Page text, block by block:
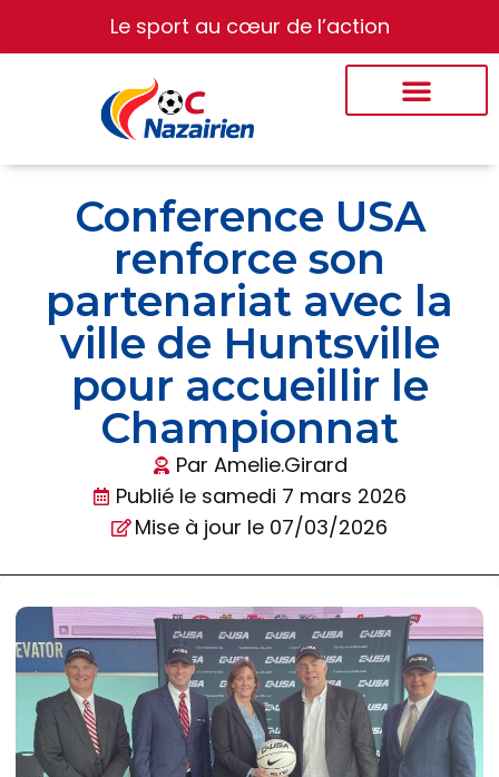
Le sport au cœur de l’action
Conference USA
renforce son
partenariat avec la
ville de Huntsville
pour accueillir le
Championnat
Par Amelie.Girard
Publié le samedi 7 mars 2026
Mise à jour le 07/03/2026